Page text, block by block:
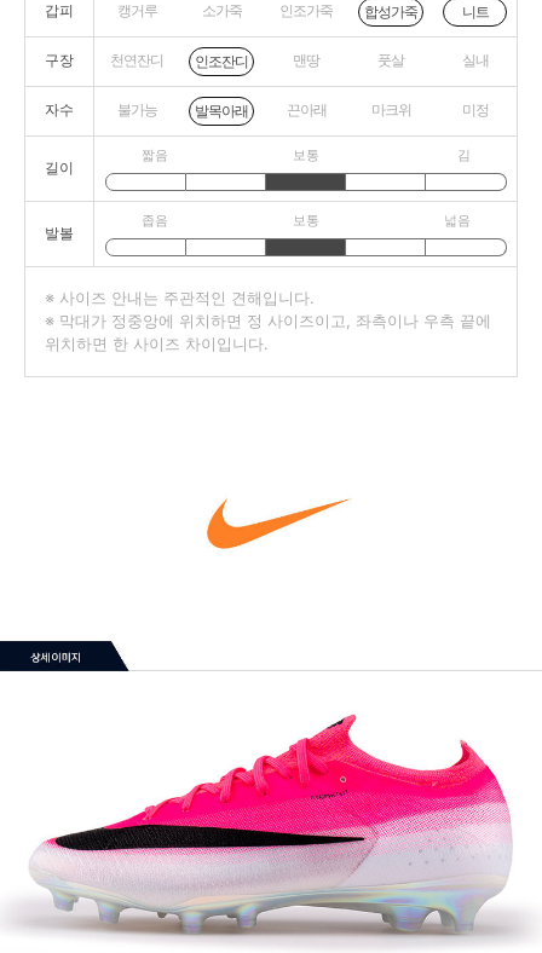
갑피 캥거루 소가죽 인조가죽 합성가죽 니트
구장 천연잔디 인조잔디 맨땅 풋살 실내
자수 불가능 발목아래 끈아래 마크위 미정
길이
짧음 보통 김
발볼
좁음 보통 넓음
※ 사이즈 안내는 주관적인 견해입니다.
※ 막대가 정중앙에 위치하면 정 사이즈이고, 좌측이나 우측 끝에
위치하면 한 사이즈 차이입니다.